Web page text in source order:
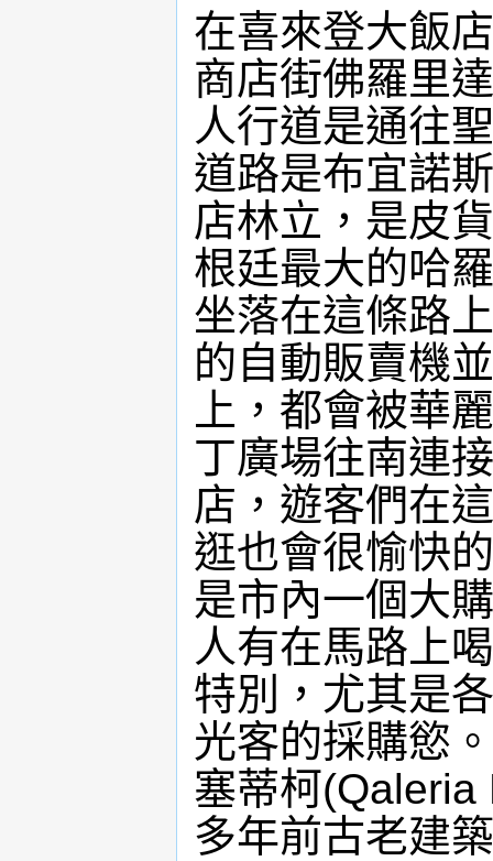
在喜來登大飯
商店街佛羅里
人行道是通往
道路是布宜諾
店林立，是皮
根廷最大的哈
坐落在這條路
的自動販賣機
上，都會被華
丁廣場往南連
店，遊客們在
逛也會很愉快
是市內一個大
人有在馬路上
特別，尤其是
光客的採購慾
塞蒂柯(Qaleria
多年前古老建